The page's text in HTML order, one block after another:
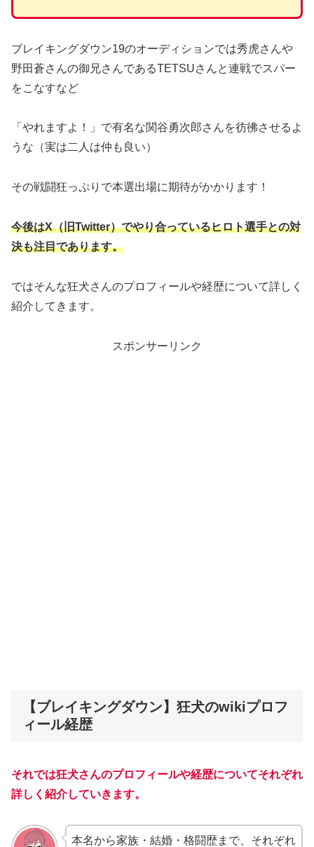
ブレイキングダウン19のオーディションでは秀虎さんや
野田蒼さんの御兄さんであるTETSUさんと連戦でスパー
をこなすなど
「やれますよ！」で有名な関谷勇次郎さんを彷彿させるよ
うな（実は二人は仲も良い）
その戦闘狂っぷりで本選出場に期待がかかります！
今後はX（旧Twitter）でやり合っているヒロト選手との対
決も注目であります。
ではそんな狂犬さんのプロフィールや経歴について詳しく
紹介してきます。
スポンサーリンク
【ブレイキングダウン】狂犬のwikiプロフ
ィール経歴
それでは狂犬さんのプロフィールや経歴についてそれぞれ
詳しく紹介していきます。
本名から家族・結婚・格闘歴まで、それぞれ